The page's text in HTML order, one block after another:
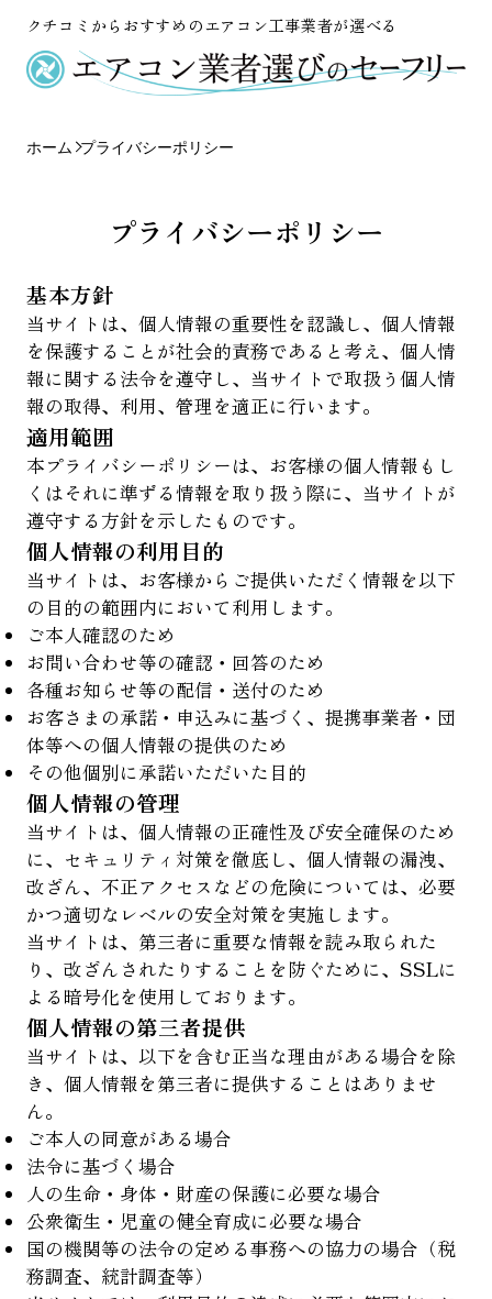
クチコミからおすすめのエアコン工事業者が選べる
ホーム プライバシーポリシー
プライバシーポリシー
基本方針
当サイトは、個人情報の重要性を認識し、個人情報
を保護することが社会的責務であると考え、個人情
報に関する法令を遵守し、当サイトで取扱う個人情
報の取得、利用、管理を適正に行います。
適用範囲
本プライバシーポリシーは、お客様の個人情報もし
くはそれに準ずる情報を取り扱う際に、当サイトが
遵守する方針を示したものです。
個人情報の利用目的
当サイトは、お客様からご提供いただく情報を以下
の目的の範囲内において利用します。
ご本人確認のため
お問い合わせ等の確認・回答のため
各種お知らせ等の配信・送付のため
お客さまの承諾・申込みに基づく、提携事業者・団
体等への個人情報の提供のため
その他個別に承諾いただいた目的
個人情報の管理
当サイトは、個人情報の正確性及び安全確保のため
に、セキュリティ対策を徹底し、個人情報の漏洩、
改ざん、不正アクセスなどの危険については、必要
かつ適切なレベルの安全対策を実施します。
当サイトは、第三者に重要な情報を読み取られた
り、改ざんされたりすることを防ぐために、SSLに
よる暗号化を使用しております。
個人情報の第三者提供
当サイトは、以下を含む正当な理由がある場合を除
き、個人情報を第三者に提供することはありませ
ん。
ご本人の同意がある場合
法令に基づく場合
人の生命・身体・財産の保護に必要な場合
公衆衛生・児童の健全育成に必要な場合
国の機関等の法令の定める事務への協力の場合（税
務調査、統計調査等）